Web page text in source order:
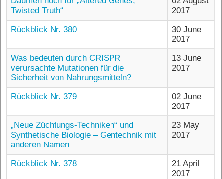
Twisted Truth“
2017
Rückblick Nr. 380
30 June
2017
Was bedeuten durch CRISPR
verursachte Mutationen für die
Sicherheit von Nahrungsmitteln?
13 June
2017
Rückblick Nr. 379
02 June
2017
„Neue Züchtungs-Techniken“ und
Synthetische Biologie – Gentechnik mit
anderen Namen
23 May
2017
Rückblick Nr. 378
21 April
2017